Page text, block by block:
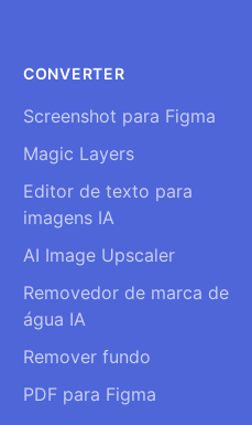
CONVERTER
Screenshot para Figma
Magic Layers
Editor de texto para
imagens IA
AI Image Upscaler
Removedor de marca de
água IA
Remover fundo
PDF para Figma